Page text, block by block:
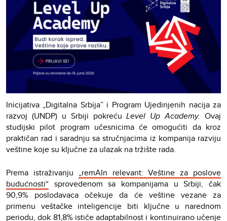
Inicijativa „Digitalna Srbija” i Program Ujedinjenih nacija za
razvoj (UNDP) u Srbiji pokrećuLevel Up Academy. Ovaj
studijski pilot program učesnicima će omogućiti da kroz
praktičan rad i saradnju sa stručnjacima iz kompanija razviju
veštine koje su ključne za ulazak na tržište rada.
Prema istraživanju „remAIn relevant: Veštine za poslove
budućnosti“ sprovedenom sa kompanijama u Srbiji, čak
90,9% poslodavaca očekuje da će veštine vezane za
primenu veštačke inteligencije biti ključne u narednom
periodu, dok 81,8% ističe adaptabilnost i kontinuirano učenje